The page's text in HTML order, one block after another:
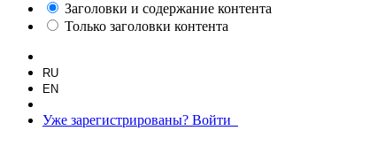
Заголовки и содержание контента
Только заголовки контента
RU
EN
Уже зарегистрированы? Войти